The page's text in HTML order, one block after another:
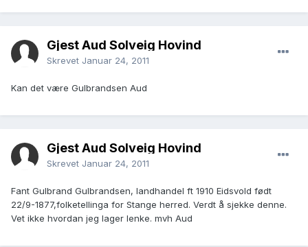
Gjest Aud Solveig Hovind
Skrevet Januar 24, 2011
Kan det være Gulbrandsen Aud
Gjest Aud Solveig Hovind
Skrevet Januar 24, 2011
Fant Gulbrand Gulbrandsen, landhandel ft 1910 Eidsvold født
22/9-1877,folketellinga for Stange herred. Verdt å sjekke denne.
Vet ikke hvordan jeg lager lenke. mvh Aud